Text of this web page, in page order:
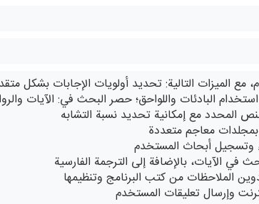
الميزات التالية: تحديد أولويات الإجابات بشكل
استخدام البادئات واللواحق؛ حصر البحث في: الآيات
المحدد مع إمكانية تحديد نسبة التشابه
بمجلدات معاجم متعددة
وتسجيل أبحاث المستخدم
في الآيات، بالإضافة إلى الترجمة الفارسية
الملاحظات من كتب البرنامج وتنظيمها
وإرسال تعليقات المستخدم